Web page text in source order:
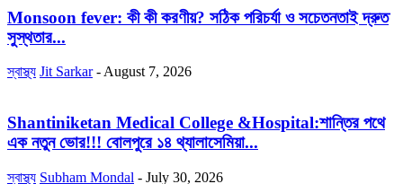
Monsoon fever: কী কী করণীয়? সঠিক পরিচর্যা ও সচেতনতাই দ্রুত
সুস্থতার...
স্বাস্থ্য Jit Sarkar - August 7, 2026
Shantiniketan Medical College &Hospital:শান্তির পথে
এক নতুন ভোর!!! বোলপুরে ১৪ থ্যালাসেমিয়া...
স্বাস্থ্য Subham Mondal - July 30, 2026